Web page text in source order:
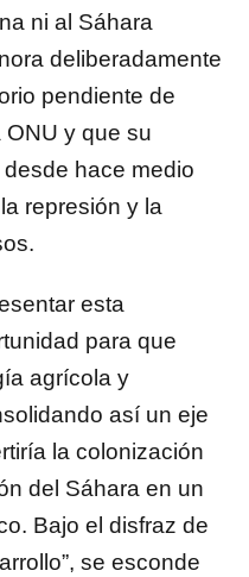
ni al Sáhara
deliberadamente
pendiente de
y que su
hace medio
represión y la
esta
para que
agrícola y
así un eje
la colonización
del Sáhara en un
Bajo el disfraz de
se esconde